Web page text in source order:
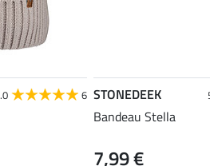
6 STONEDEEK
Bandeau Stella
7,99 €